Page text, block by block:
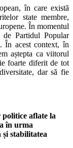
în care există
state membre,
În momentul
de Partidul Popular
În acest context, în
aștepta ca viitorul
foarte diferit de tot
dar să fie
politice aflate la
în urma
stabilitatea